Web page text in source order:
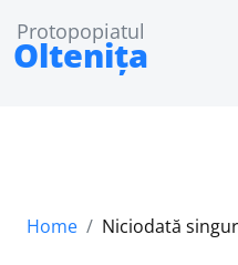
Protopopiatul
Oltenița
Home Niciodată